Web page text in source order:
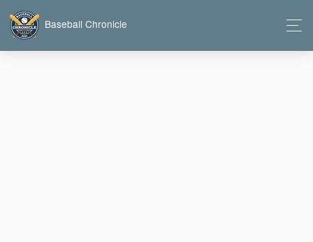
Baseball Chronicle